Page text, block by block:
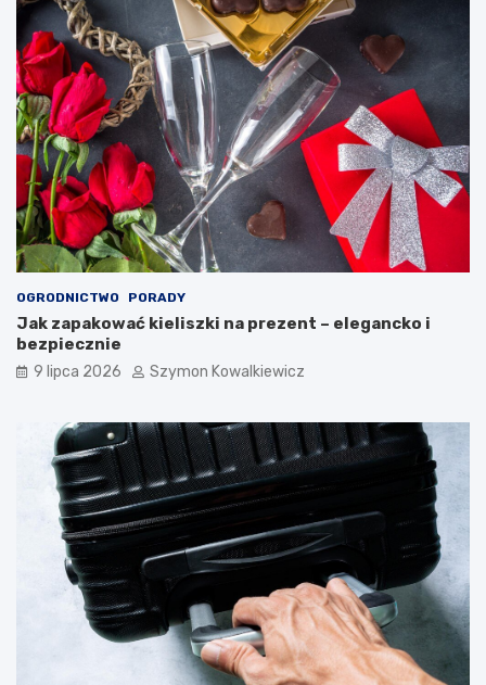
OGRODNICTWO PORADY
Jak zapakować kieliszki na prezent – elegancko i
bezpiecznie
9 lipca 2026 Szymon Kowalkiewicz